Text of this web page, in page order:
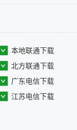
本地联通下载
北方联通下载
广东电信下载
江苏电信下载